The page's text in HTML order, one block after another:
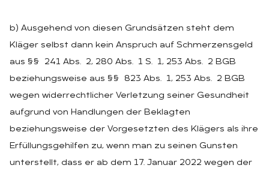
b) Ausgehend von diesen Grundsätzen steht dem
Kläger selbst dann kein Anspruch auf Schmerzensgeld
aus §§ 241 Abs. 2, 280 Abs. 1 S. 1, 253 Abs. 2 BGB
beziehungsweise aus §§ 823 Abs. 1, 253 Abs. 2 BGB
wegen widerrechtlicher Verletzung seiner Gesundheit
aufgrund von Handlungen der Beklagten
beziehungsweise der Vorgesetzten des Klägers als ihre
Erfüllungsgehilfen zu, wenn man zu seinen Gunsten
unterstellt, dass er ab dem 17. Januar 2022 wegen der